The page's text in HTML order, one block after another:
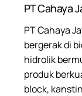
PT Cahaya
PT Cahaya
bergerak di
hidrolik
produk
block,